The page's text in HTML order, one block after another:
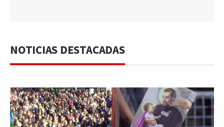
NOTICIAS DESTACADAS